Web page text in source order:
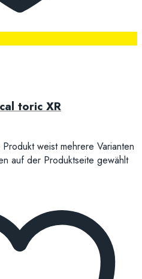
toric XR
weist mehrere Varianten
auf der Produktseite gewählt